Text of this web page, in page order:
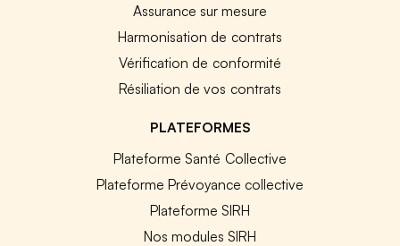
Assurance sur mesure
Harmonisation de contrats
Vérification de conformité
Résiliation de vos contrats
PLATEFORMES
Plateforme Santé Collective
Plateforme Prévoyance collective
Plateforme SIRH
Nos modules SIRH